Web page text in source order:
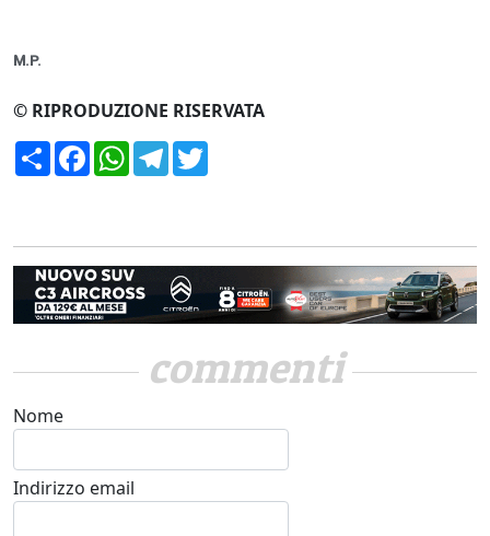
M.P.
© RIPRODUZIONE RISERVATA
CondividiFacebookWhatsApp
Telegram
commenti
Nome
Indirizzo email